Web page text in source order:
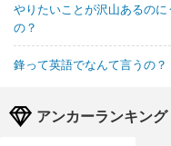
やりたいことが沢山あるの
の？
鋒って英語でなんて言うの？
アンカーランキング